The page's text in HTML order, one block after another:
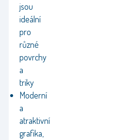
jsou
ideální
pro
různé
povrchy
a
triky
Moderní
a
atraktivní
grafika,